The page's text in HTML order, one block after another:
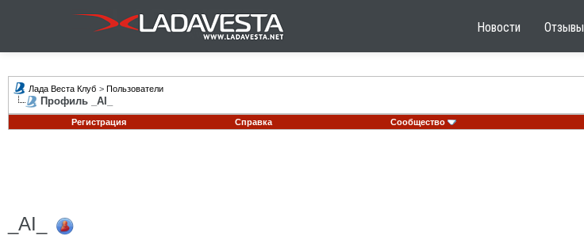
Новости Отзывы
Лада Веста Клуб > Пользователи
Профиль _AI_
Регистрация
Справка Сообщество
_AI_